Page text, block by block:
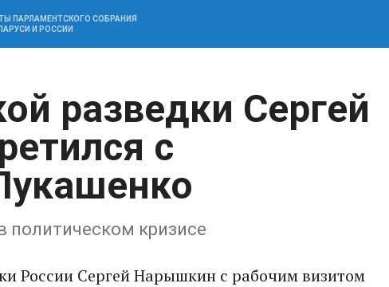
ПАРЛАМЕНТСКОГО СОБРАНИЯ
И РОССИИ
разведки Сергей
с
политическом кризисе
России Сергей Нарышкин с рабочим визитом